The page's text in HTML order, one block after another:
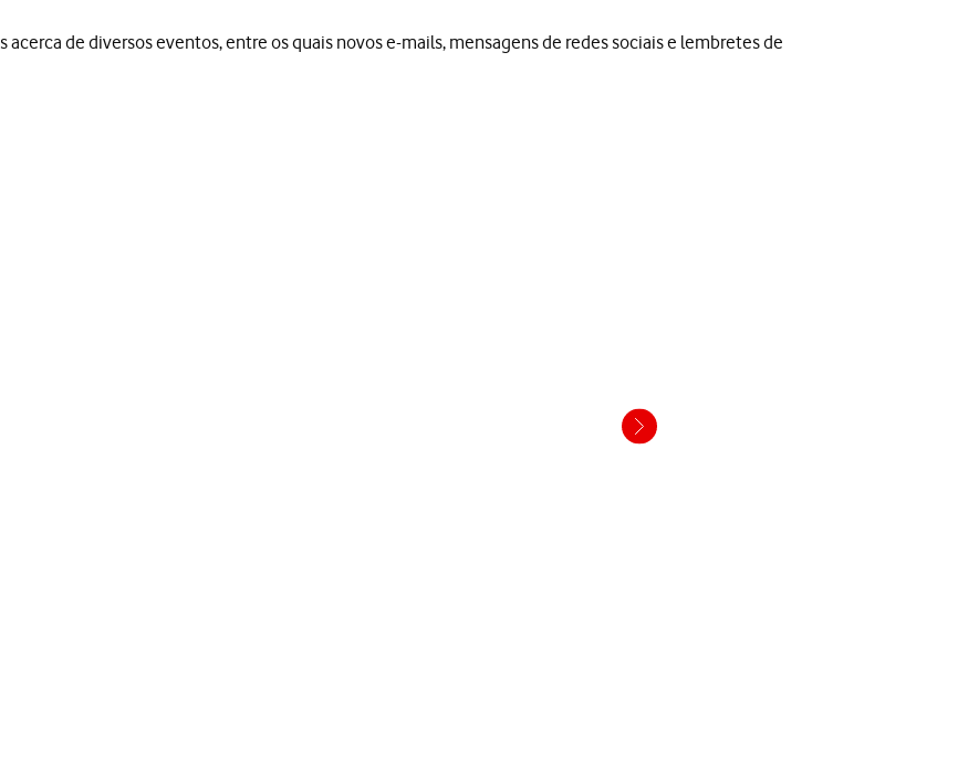
de diversos eventos, entre os quais novos e-mails, mensagens de redes sociais e lembretes de